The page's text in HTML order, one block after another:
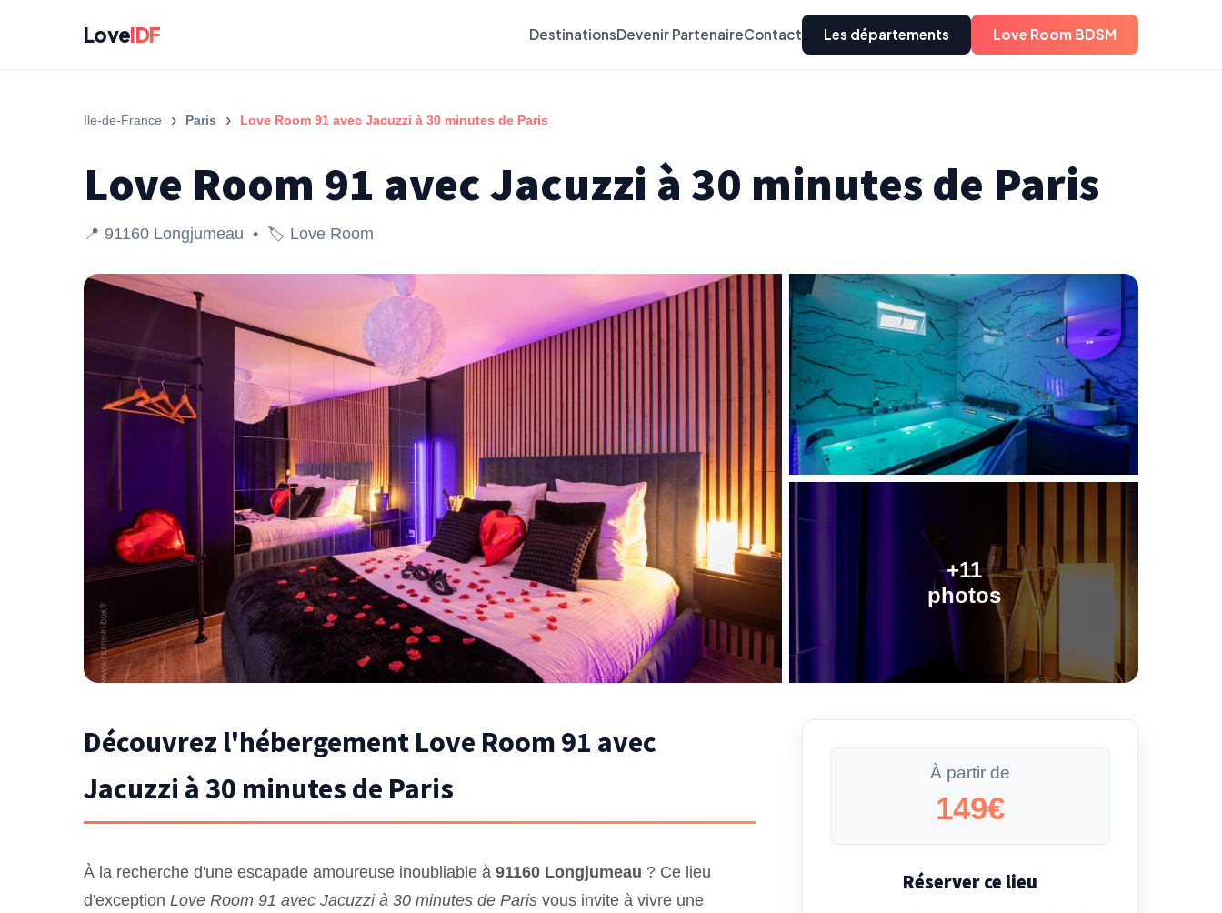
LoveIDF DestinationsDevenir PartenaireContact Les départements Love Room BDSM
Ile-de-France › Paris › Love Room 91 avec Jacuzzi à 30 minutes de Paris
Love Room 91 avec Jacuzzi à 30 minutes de Paris
📍 91160 Longjumeau • 🏷️ Love Room
+11
photos
Découvrez l'hébergement Love Room 91 avec
Jacuzzi à 30 minutes de Paris
À la recherche d'une escapade amoureuse inoubliable à 91160 Longjumeau ? Ce lieu
d'exception Love Room 91 avec Jacuzzi à 30 minutes de Paris vous invite à vivre une
À partir de
149€
Réserver ce lieu